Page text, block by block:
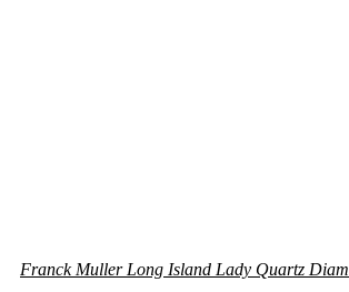
Franck Muller Long Island Lady Quartz